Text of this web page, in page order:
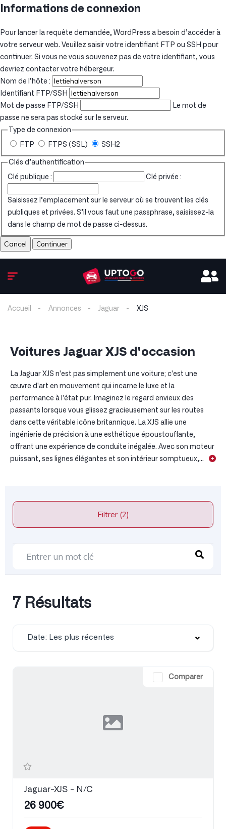
Informations de connexion
Pour lancer la requête demandée, WordPress a besoin d’accéder à
votre serveur web. Veuillez saisir votre identifiant FTP ou SSH pour
continuer. Si vous ne vous souvenez pas de votre identifiant, vous
devriez contacter votre hébergeur.
Nom de l’hôte :
Identifiant FTP/SSH
Mot de passe FTP/SSH
Le mot de
passe ne sera pas stocké sur le serveur.
Type de connexion
FTP FTPS (SSL) SSH2
Clés d’authentification
Clé publique : Clé privée :
Saisissez l’emplacement sur le serveur où se trouvent les clés
publiques et privées. S’il vous faut une passphrase, saisissez-la
dans le champ de mot de passe ci-dessus.
Cancel
Accueil Annonces Jaguar XJS
Voitures Jaguar XJS d'occasion
La Jaguar XJS n'est pas simplement une voiture; c'est une
œuvre d'art en mouvement qui incarne le luxe et la
performance à l'état pur. Imaginez le regard envieux des
passants lorsque vous glissez gracieusement sur les routes
dans cette véritable icône britannique. La XJS allie une
ingénierie de précision à une esthétique époustouflante,
offrant une expérience de conduite inégalée. Avec son moteur
puissant, ses lignes élégantes et son intérieur somptueux,...
Filtrer (2)
7 Résultats
Date: Les plus récentes
Comparer
Jaguar-XJS - N/C
26 900€